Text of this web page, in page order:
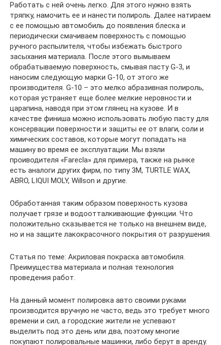
Работать с ней очень легко. Для этого нужно взять
тряпку, намочить ее и нанести полироль. Далее натираем
с ее помощью автомобиль до появления блеска и
периодически смачиваем поверхность с помощью
ручного распылителя, чтобы избежать быстрого
засыхания материала. После этого вымываем
обрабатываемую поверхность, смывая пасту G-3, и
наносим следующую марки G-10, от этого же
производителя. G-10 – это мелко абразивная полироль,
которая устраняет еще более мелкие неровности и
царапина, наводя при этом глянец на кузове. И в
качестве финиша можно использовать любую пасту для
консервации поверхности и защиты ее от влаги, соли и
химических составов, которые могут попадать на
машину во время ее эксплуатации. Мы взяли
проиводителя «Farecla» для примера, также на рынке
есть аналоги других фирм, по типу 3М, TURTLE WAX,
ABRO, LIQUI MOLY, Willson и другие.
Обработанная таким образом поверхность кузова
получает грязе и водоотталкивающие функции. Что
положительно сказывается не только на внешнем виде,
но и на защите лакокрасочного покрытия от разрушения.
Статья по теме: Акриловая покраска автомобиля.
Преимущества материала и полная технология
проведения работ.
На данный момент полировка авто своими руками
производится вручную не часто, ведь это требует много
времени и сил, а городские жители не успевают
выделить под это день или два, поэтому многие
покупают полировальные машинки, либо берут в аренду.